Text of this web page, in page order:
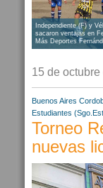
Independiente (F) y
sacaron ventajas en
Más Deportes
15 de
Buenos Aires
Estudiantes
Torneo
nuevas